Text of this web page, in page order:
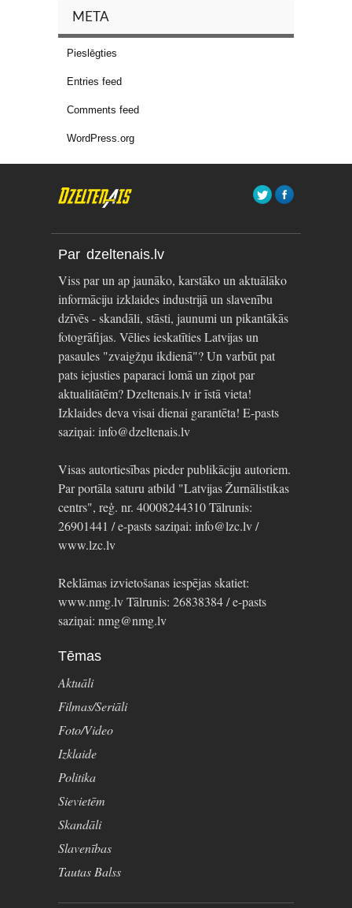
META
Pieslēgties
Entries feed
Comments feed
WordPress.org
Par dzeltenais.lv
Viss par un ap jaunāko, karstāko un aktuālāko
informāciju izklaides industrijā un slavenību
dzīvēs - skandāli, stāsti, jaunumi un pikantākās
fotogrāfijas. Vēlies ieskatīties Latvijas un
pasaules "zvaigžņu ikdienā"? Un varbūt pat
pats iejusties paparaci lomā un ziņot par
aktualitātēm? Dzeltenais.lv ir īstā vieta!
Izklaides deva visai dienai garantēta! E-pasts
saziņai: info@dzeltenais.lv
Visas autortiesības pieder publikāciju autoriem.
Par portāla saturu atbild "Latvijas Žurnālistikas
centrs", reģ. nr. 40008244310 Tālrunis:
26901441 / e-pasts saziņai: info@lzc.lv /
www.lzc.lv
Reklāmas izvietošanas iespējas skatiet:
www.nmg.lv Tālrunis: 26838384 / e-pasts
saziņai: nmg@nmg.lv
Tēmas
Aktuāli
Filmas/Seriāli
Foto/Video
Izklaide
Politika
Sievietēm
Skandāli
Slavenības
Tautas Balss